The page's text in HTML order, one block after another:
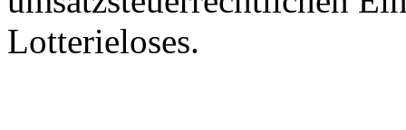
Lotterieloses.